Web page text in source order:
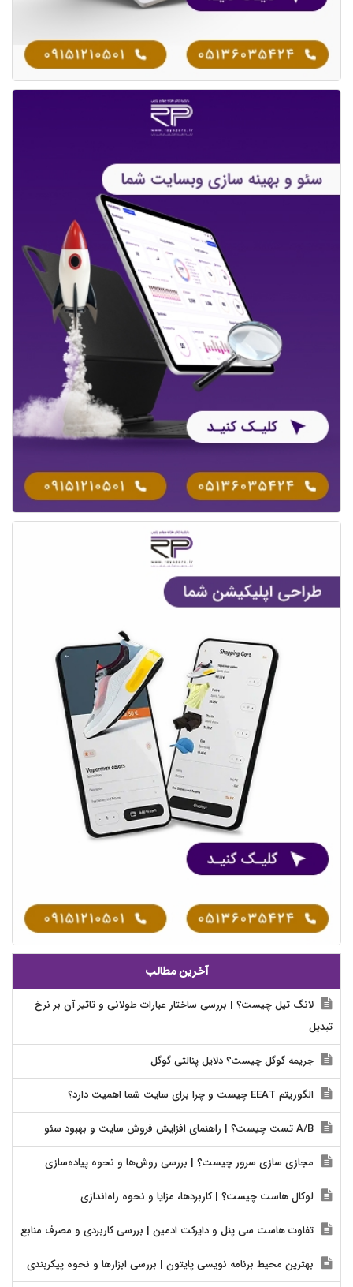
آخرین مطالب
لانگ تیل چیست؟ | بررسی ساختار عبارات طولانی و تاثیر آن بر نرخ
تبدیل
جریمه گوگل چیست؟ دلایل پنالتی گوگل
الگوریتم EEAT چیست و چرا برای سایت شما اهمیت دارد؟
مجازی سازی سرور چیست؟ | بررسی روش‌ها و نحوه پیاده‌سازی
لوکال هاست چیست؟ | کاربردها، مزایا و نحوه راه‌اندازی
تفاوت هاست سی پنل و دایرکت ادمین | بررسی کاربردی و مصرف منابع
بهترین محیط برنامه نویسی پایتون | بررسی ابزارها و نحوه پیکربندی